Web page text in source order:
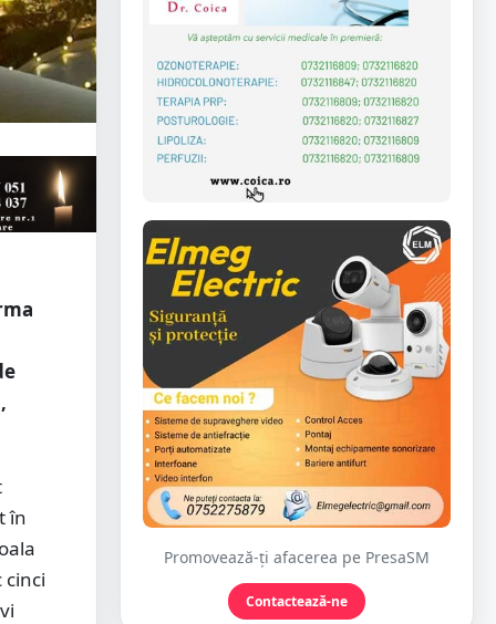
în
cinci
Promovează-ți afacerea pe PresaSM
Contactează-ne